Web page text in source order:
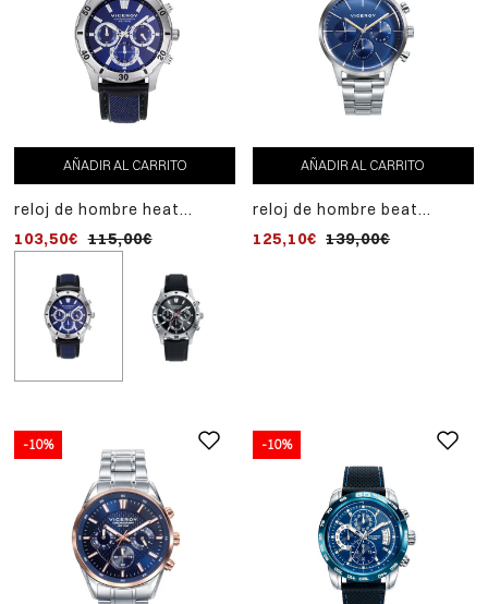
AÑADIR AL CARRITO
reloj de hombre heat
correa de nylon y piel
103,50€ 115,00€
-10%
AÑADIR
AL
CARRITO
reloj de hombre heat
correa negra
AÑADIR AL CARRITO
reloj de hombre beat
125,10€ 139,00€
-10%
-10%
AÑADIR
AL
-10%